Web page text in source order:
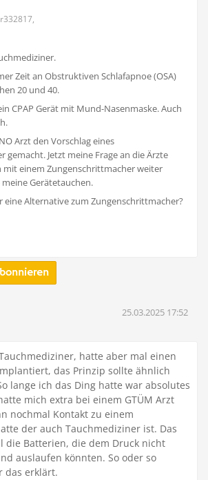
Zeit an Obstruktiven Schlafapnoe (OSA)
20 und 40.
CPAP Gerät mit Mund-Nasenmaske. Auch
Arzt den Vorschlag eines
gemacht. Jetzt meine Frage an die Ärzte
mit einem Zungenschrittmacher weiter
Gerätetauchen.
eine Alternative zum Zungenschrittmacher?
25.03.2025 17:52
hatte aber mal einen
das Prinzip sollte ähnlich
lange ich das Ding hatte war absolutes
mich extra bei einem GTÜM Arzt
nochmal Kontakt zu einem
der auch Tauchmediziner ist. Das
die Batterien, die dem Druck nicht
auslaufen könnten. So oder so
das erklärt.